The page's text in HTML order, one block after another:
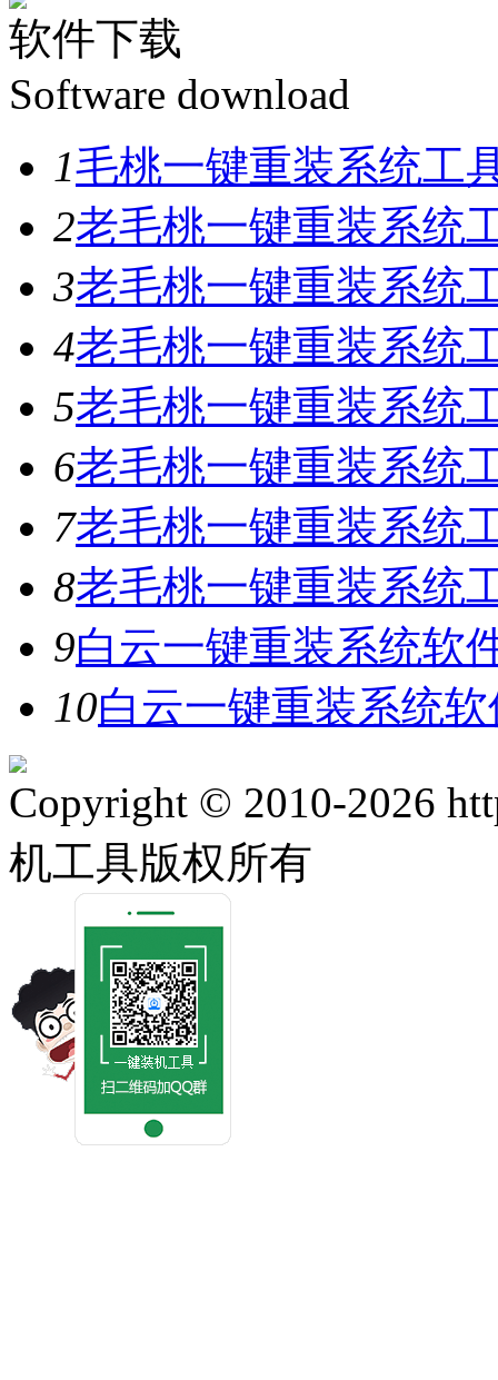
软件下载
Software download
1毛桃一键重装系统工
2老毛桃一键重装系统
3老毛桃一键重装系统
4老毛桃一键重装系统
5老毛桃一键重装系统
6老毛桃一键重装系统
7老毛桃一键重装系统
8老毛桃一键重装系统
9白云一键重装系统软
10白云一键重装系统
Copyright © 2010-2026
机工具版权所有